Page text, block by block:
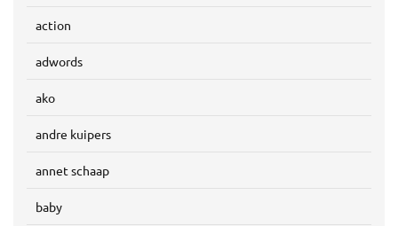
action
adwords
ako
andre kuipers
annet schaap
baby